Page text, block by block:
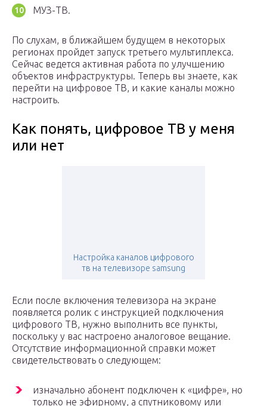
МУЗ-ТВ.
По слухам, в ближайшем будущем в некоторых
регионах пройдет запуск третьего мультиплекса.
Сейчас ведется активная работа по улучшению
объектов инфраструктуры. Теперь вы знаете, как
перейти на цифровое ТВ, и какие каналы можно
настроить.
Как понять, цифровое ТВ у меня
или нет
Настройка каналов цифрового
тв на телевизоре samsung
Если после включения телевизора на экране
появляется ролик с инструкцией подключения
цифрового ТВ, нужно выполнить все пункты,
поскольку у вас настроено аналоговое вещание.
Отсутствие информационной справки может
свидетельствовать о следующем:
изначально абонент подключен к «цифре», но
только не эфирному, а спутниковому или